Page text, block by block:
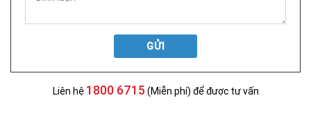
GỬI
Liên hệ 1800 6715 (Miễn phí) để được tư vấn